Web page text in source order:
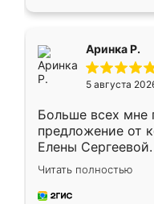
Аринка Р.
5 августа
Больше всех мне
предложение от
Елены
короткие сроки
для замера
предложил по
Читать полностью